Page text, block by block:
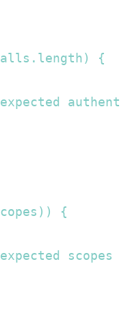
{
{
scopes